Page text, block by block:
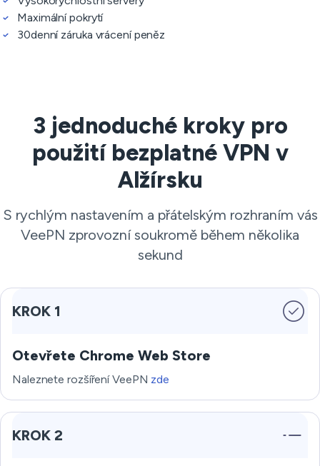
Maximální pokrytí
30denní záruka vrácení peněz
3 jednoduché kroky pro
použití bezplatné VPN v
Alžírsku
S rychlým nastavením a přátelským rozhraním vás
VeePN zprovozní soukromě během několika
sekund
KROK 1
Otevřete Chrome Web Store
Naleznete rozšíření VeePN zde
KROK 2